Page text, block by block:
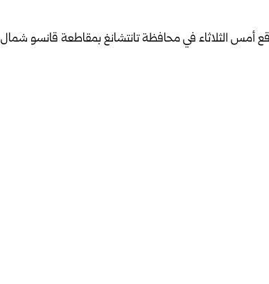
أمس الثلاثاء في محافظة تانتشانغ بمقاطعة قانسو شمال